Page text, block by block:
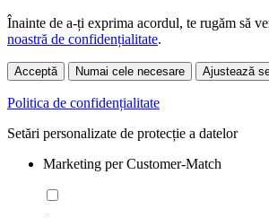
Înainte de a-ți exprima acordul, te rugăm să
noastră de confidențialitate.
Acceptă Numai cele necesare Ajustează
Politica de confidențialitate
Setări personalizate de protecție a datelor
Marketing per Customer-Match